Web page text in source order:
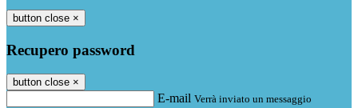
button close ×
Recupero password
button close ×
E-mail Verrà inviato un messaggio